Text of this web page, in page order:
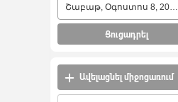
Շաբաթ, Օգոստոս 8, 2026
Ցուցադրել
Ավելացնել միջոցառում